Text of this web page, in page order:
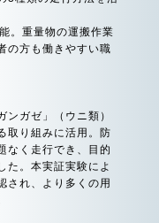
。重量物の運搬作業
の方も働きやすい職
ンガゼ」（ウニ類）
取り組みに活用。防
なく走行でき、目的
た。本実証実験によ
され、より多くの用